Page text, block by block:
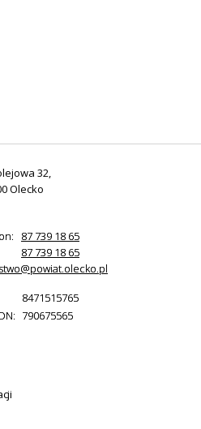
32,
Olecko
87 739 18 65
87 739 18 65
8471515765
790675565